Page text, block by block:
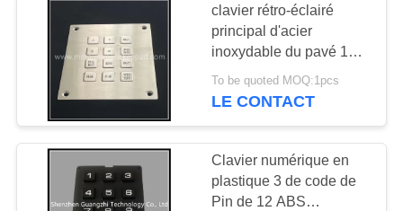
clavier rétro-éclairé
principal d'acier
inoxydable du pavé 12
numérique de 121.5mm
To be quoted MOQ:1pcs
LE CONTACT
Clavier numérique en
plastique 3 de code de
Pin de 12 ABS